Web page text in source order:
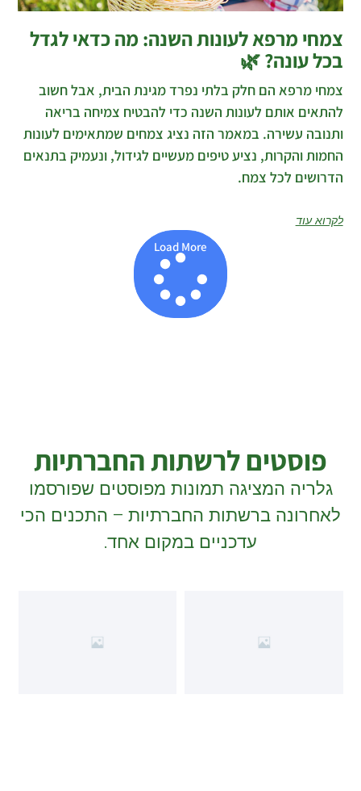
צמחי מרפא לעונות השנה: מה כדאי לגדל
בכל עונה? 🌿
צמחי מרפא הם חלק בלתי נפרד מגינת הבית, אבל חשוב
להתאים אותם לעונות השנה כדי להבטיח צמיחה בריאה
ותנובה עשירה. במאמר הזה נציג צמחים שמתאימים לעונות
החמות והקרות, נציע טיפים מעשיים לגידול, ונעמיק בתנאים
הדרושים לכל צמח.
לקרוא עוד
Load More
פוסטים לרשתות החברתיות
גלריה המציגה תמונות מפוסטים שפורסמו
לאחרונה ברשתות החברתיות – התכנים הכי
עדכניים במקום אחד.